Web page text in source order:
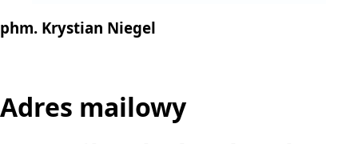
phm. Krystian Niegel
Adres mailowy